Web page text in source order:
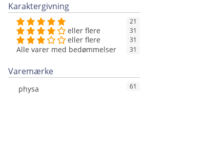
Karaktergivning
21
eller flere 31
eller flere 31
Alle varer med bedømmelser 31
Varemærke
physa 61